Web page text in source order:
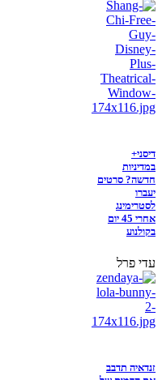
דיסני+
במדיניות
חדשה? סרטים
יעברו
לסטרימינג
אחרי 45 יום
בקולנוע
עדי פרל
זנדאיה תדבב